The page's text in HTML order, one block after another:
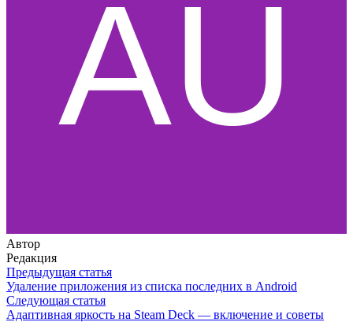
Автор
Редакция
Предыдущая статья
Удаление приложения из списка последних в Android
Следующая статья
Адаптивная яркость на Steam Deck — включение и советы